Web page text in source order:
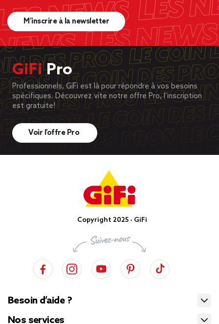
M’inscrire à la newsletter
GiFiPro
Professionnels, GiFi est là pour répondre à vos besoins
spécifiques. Découvrez vite notre offre Pro, l’inscription
est gratuite!
Voir l’offre Pro
Copyright 2025 - GiFi
Besoin d’aide ?
Nos services